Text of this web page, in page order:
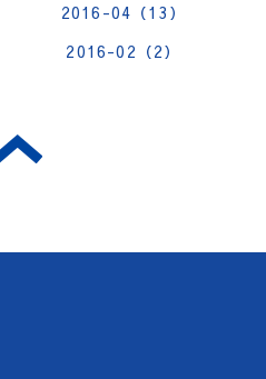
2016-04（13）
2016-02（2）